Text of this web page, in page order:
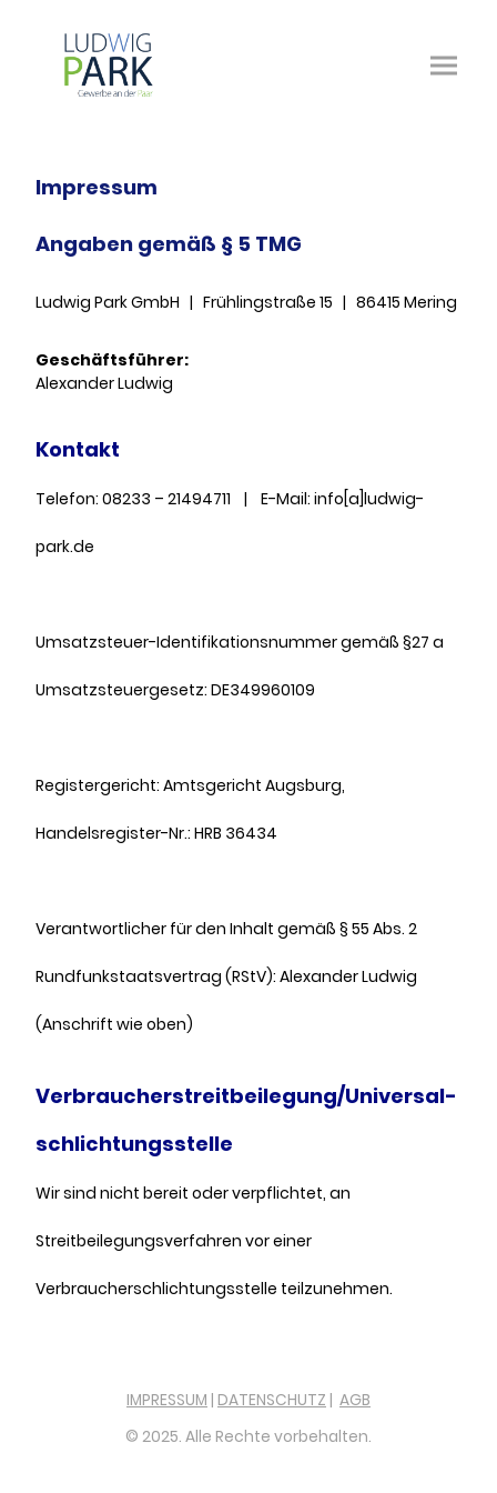
Impressum
Angaben gemäß § 5 TMG
Ludwig Park GmbH | Frühlingstraße 15 | 86415 Mering
Geschäftsführer:
Alexander Ludwig
Kontakt
Telefon: 08233 – 21494711 | E-Mail: info[a]ludwig-
park.de
Umsatzsteuer-Identifikationsnummer gemäß §27 a
Umsatzsteuergesetz: DE349960109
Registergericht: Amtsgericht Augsburg,
Handelsregister-Nr.: HRB 36434
Verantwortlicher für den Inhalt gemäß § 55 Abs. 2
Rundfunkstaatsvertrag (RStV): Alexander Ludwig
(Anschrift wie oben)
Verbraucher­streit­beilegung/Universal­
schlichtungs­stelle
Wir sind nicht bereit oder verpflichtet, an
Streitbeilegungsverfahren vor einer
Verbraucherschlichtungsstelle teilzunehmen.
IMPRESSUM | DATENSCHUTZ | AGB
© 2025. Alle Rechte vorbehalten.